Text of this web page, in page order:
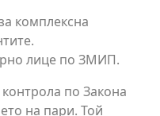
комплексна
лице по ЗМИП.
по Закона
на пари. Той